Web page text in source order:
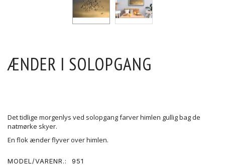
ÆNDER I SOLOPGANG
Det tidlige morgenlys ved solopgang farver himlen gullig bag de
natmørke skyer.
En flok ænder flyver over himlen.
MODEL/VARENR.: 951